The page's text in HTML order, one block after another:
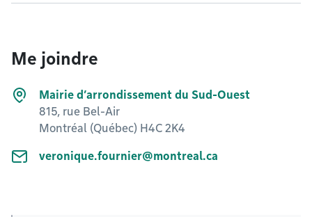
Me joindre
Mairie d’arrondissement du Sud-Ouest
815, rue Bel-Air
Montréal (Québec) H4C 2K4
veronique.fournier@montreal.ca